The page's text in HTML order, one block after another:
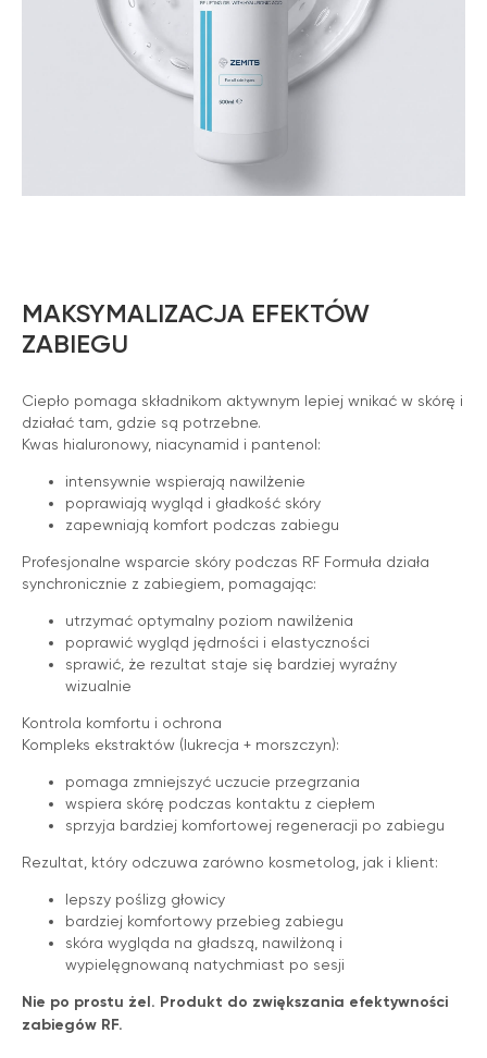
MAKSYMALIZACJA EFEKTÓW
ZABIEGU
Ciepło pomaga składnikom aktywnym lepiej wnikać w skórę i
działać tam, gdzie są potrzebne.
Kwas hialuronowy, niacynamid i pantenol:
intensywnie wspierają nawilżenie
poprawiają wygląd i gładkość skóry
zapewniają komfort podczas zabiegu
Profesjonalne wsparcie skóry podczas RF Formuła działa
synchronicznie z zabiegiem, pomagając:
utrzymać optymalny poziom nawilżenia
poprawić wygląd jędrności i elastyczności
sprawić, że rezultat staje się bardziej wyraźny
wizualnie
Kontrola komfortu i ochrona
Kompleks ekstraktów (lukrecja + morszczyn):
pomaga zmniejszyć uczucie przegrzania
wspiera skórę podczas kontaktu z ciepłem
sprzyja bardziej komfortowej regeneracji po zabiegu
Rezultat, który odczuwa zarówno kosmetolog, jak i klient:
lepszy poślizg głowicy
bardziej komfortowy przebieg zabiegu
skóra wygląda na gładszą, nawilżoną i
wypielęgnowaną natychmiast po sesji
Nie po prostu żel. Produkt do zwiększania efektywności
zabiegów RF.